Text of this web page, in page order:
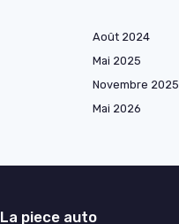
Août 2024
Mai 2025
Novembre 2025
Mai 2026
La piece auto